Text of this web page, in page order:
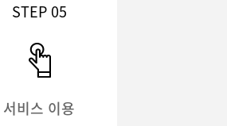
STEP 05
서비스 이용